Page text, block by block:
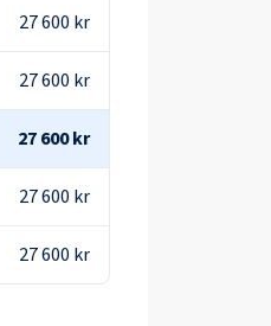
27 600 kr
27 600 kr
27 600 kr
27 600 kr
27 600 kr